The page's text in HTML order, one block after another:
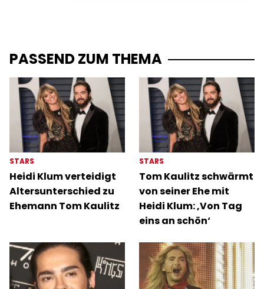
PASSEND ZUM THEMA
STARS
Heidi Klum verteidigt
Altersunterschied zu
Ehemann Tom Kaulitz
STARS
Tom Kaulitz schwärmt
von seiner Ehe mit
Heidi Klum: ‚Von Tag
eins an schön‘